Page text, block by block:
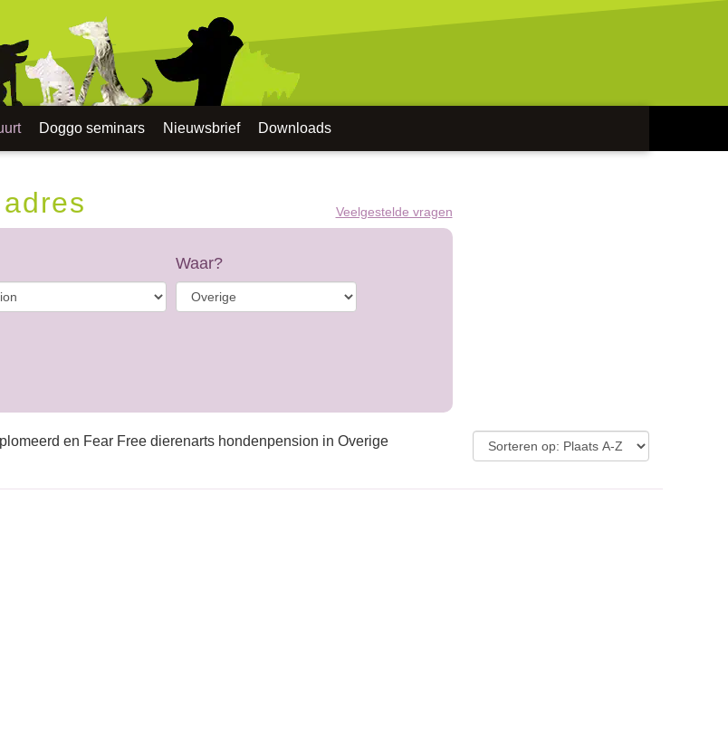
Doggo seminars Nieuwsbrief Downloads
Veelgestelde vragen
Waar?
en Fear Free dierenarts hondenpension in Overige